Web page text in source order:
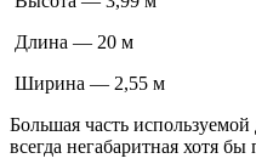
Длина — 20 м
Ширина — 2,55 м
Большая часть
всегда негабаритная хотя